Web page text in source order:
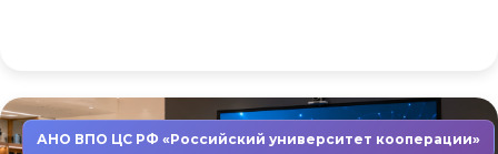
АНО ВПО ЦС РФ «Российский университет кооперации»